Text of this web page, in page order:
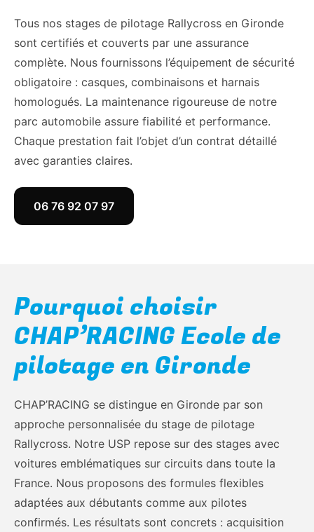
Tous nos stages de pilotage Rallycross en Gironde
sont certifiés et couverts par une assurance
complète. Nous fournissons l’équipement de sécurité
obligatoire : casques, combinaisons et harnais
homologués. La maintenance rigoureuse de notre
parc automobile assure fiabilité et performance.
Chaque prestation fait l’objet d’un contrat détaillé
avec garanties claires.
06 76 92 07 97
Pourquoi choisir
CHAP’RACING Ecole de
pilotage en Gironde
CHAP’RACING se distingue en Gironde par son
approche personnalisée du stage de pilotage
Rallycross. Notre USP repose sur des stages avec
voitures emblématiques sur circuits dans toute la
France. Nous proposons des formules flexibles
adaptées aux débutants comme aux pilotes
confirmés. Les résultats sont concrets : acquisition